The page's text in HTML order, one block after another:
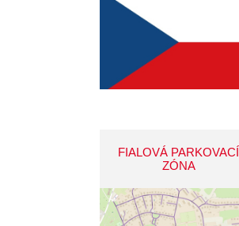
FIALOVÁ PARKOVACÍ
ZÓNA